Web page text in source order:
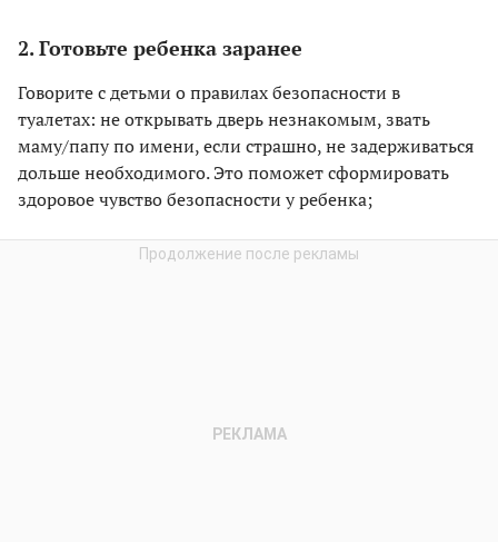
2. Готовьте ребенка заранее
Говорите с детьми о правилах безопасности в
туалетах: не открывать дверь незнакомым, звать
маму/папу по имени, если страшно, не задерживаться
дольше необходимого. Это поможет сформировать
здоровое чувство безопасности у ребенка;